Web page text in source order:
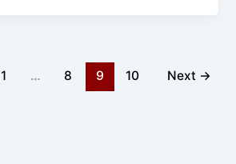
1 … 8 9 10 Next →